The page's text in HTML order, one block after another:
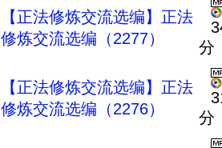
【正法修炼交流选编】正法
修炼交流选编（2277）
分
【正法修炼交流选编】正法
修炼交流选编（2276）
分